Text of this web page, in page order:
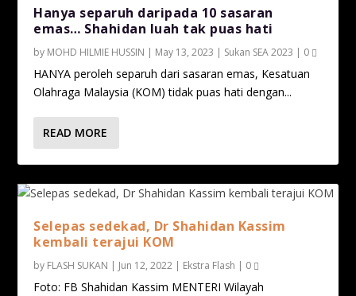
Hanya separuh daripada 10 sasaran
emas… Shahidan luah tak puas hati
by MOHD HILMIE HUSSIN | May 13, 2023 | Sukan SEA 2023 | 0
HANYA peroleh separuh dari sasaran emas, Kesatuan
Olahraga Malaysia (KOM) tidak puas hati dengan...
READ MORE
Selepas sedekad, Dr Shahidan Kassim
kembali terajui KOM
by FLASH SUKAN | Jun 12, 2022 | Ekstra Flash | 0
Foto: FB Shahidan Kassim MENTERI Wilayah